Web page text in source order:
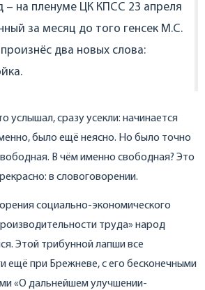
– на пленуме ЦК КПСС 23 апреля
за месяц до того генсек М.С.
два новых слова:
услышал, сразу усекли: начинается
было ещё неясно. Но было точно
В чём именно свободная? Это
в словоговорении.
социально-экономического
труда» народ
Этой трибунной лапши все
ещё при Брежневе, с его бесконечными
«О дальнейшем улучшении-